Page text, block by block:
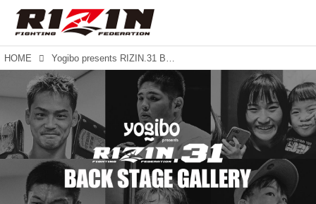
HOME Yogibo presents RIZIN.31 BACKSTAGE GALLERY